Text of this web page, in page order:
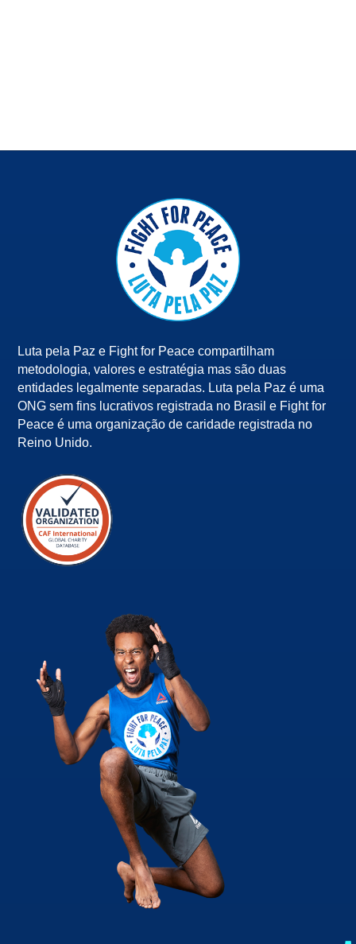
Luta pela Paz e Fight for Peace compartilham
metodologia, valores e estratégia mas são duas
entidades legalmente separadas. Luta pela Paz é uma
ONG sem fins lucrativos registrada no Brasil e Fight for
Peace é uma organização de caridade registrada no
Reino Unido.